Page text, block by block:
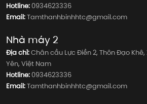
Hotline:0934623336
Email:Tamthanhbinhhtc@gmail.com
Nhà máy 2
Địa chỉ:Chân cầu Lực Điền 2, Thôn Đạo Khê,
Yên, Việt Nam
Hotline:0934623336
Email:Tamthanhbinhhtc@gmail.com